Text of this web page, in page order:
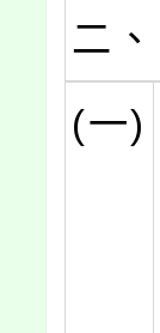
二、
(一)